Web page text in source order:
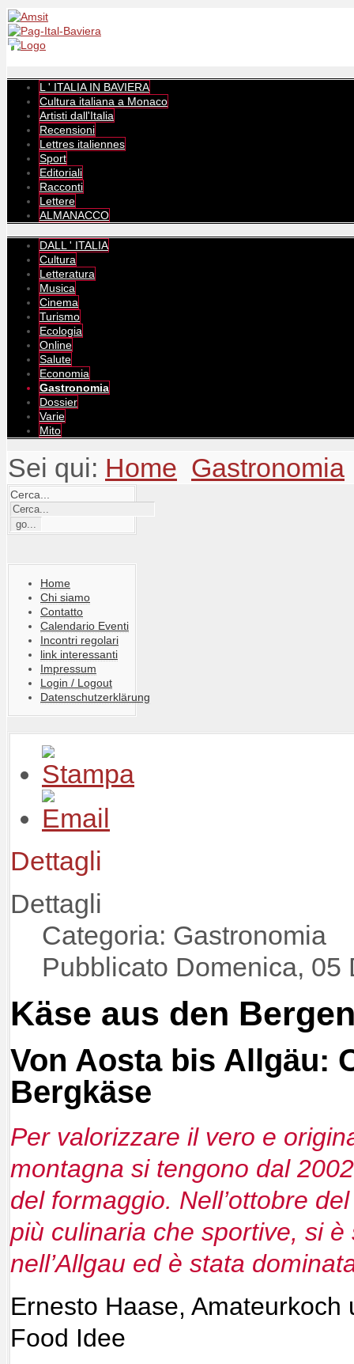
L ' ITALIA IN BAVIERA
Cultura italiana a Monaco
Artisti dall'Italia
Recensioni
Lettres italiennes
Sport
Editoriali
Racconti
Lettere
ALMANACCO
DALL ' ITALIA
Cultura
Letteratura
Musica
Cinema
Turismo
Ecologia
Online
Salute
Economia
Gastronomia
Dossier
Varie
Mito
Sei qui: Home Gastronomia
Cerca...
Home
Chi siamo
Contatto
Calendario Eventi
Incontri regolari
link interessanti
Impressum
Login / Logout
Datenschutzerklärung
Dettagli
Dettagli
Categoria: Gastronomia
Pubblicato Domenica, 05
Käse aus den
Von Aosta bis Allgäu:
Bergkäse
Per valorizzare il vero e
montagna si tengono dal
del formaggio. Nell’ottobre
più culinaria che sportive, si
nell’Allgau ed è stata
Ernesto Haase, Amateurkoch
Food Idee